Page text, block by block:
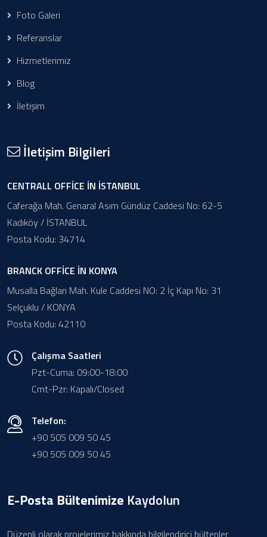
Foto Galeri
Referanslar
Hizmetlerimiz
Blog
İletişim
İletişim Bilgileri
CENTRALL OFFİCE İN İSTANBUL
Caferağa Mah. Genaral Asım Gündüz Caddesi No: 62-5
Kadıköy / İSTANBUL
Posta Kodu: 34714
BRANCK OFFİCE İN KONYA
Musalla Bağları Mah. Kule Caddesi NO: 2 İç Kapı No: 31
Selçuklu / KONYA
Posta Kodu: 42110
Çalışma Saatleri
Pzt-Cuma: 09:00-18:00
Cmt-Pzr: Kapalı/Closed
Telefon:
+90 505 009 50 45
+90 505 009 50 45
E-Posta Bültenimize Kaydolun
Düzenli olarak projelerimiz hakkında bilgilendirici bültenler